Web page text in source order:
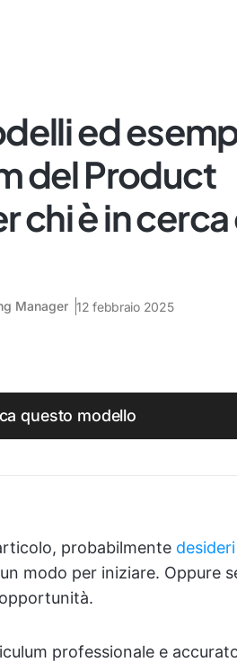
ed
del Product
chi è in cerca
Manager 12 febbraio 2025
questo modello
probabilmente
modo per iniziare. Oppure
professionale e